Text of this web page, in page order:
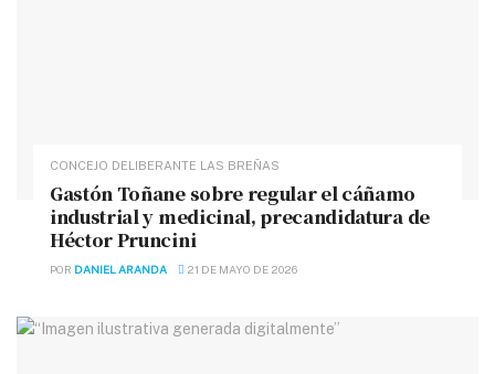
CONCEJO DELIBERANTE LAS BREÑAS
Gastón Toñane sobre regular el cáñamo
industrial y medicinal, precandidatura de
Héctor Pruncini
POR DANIEL ARANDA 21 DE MAYO DE 2026